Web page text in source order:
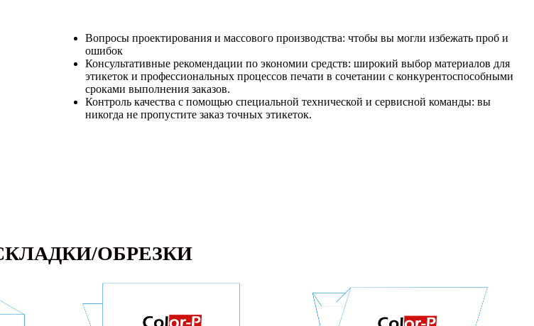
Вопросы проектирования и массового производства: чтобы вы могли избежать проб и
ошибок
Консультативные рекомендации по экономии средств: широкий выбор материалов для
этикеток и профессиональных процессов печати в сочетании с конкурентоспособными
сроками выполнения заказов.
Контроль качества с помощью специальной технической и сервисной команды: вы
никогда не пропустите заказ точных этикеток.
ОБРЕЗКИ